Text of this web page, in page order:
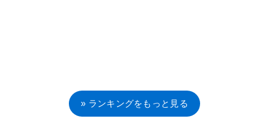
» ランキングをもっと見る